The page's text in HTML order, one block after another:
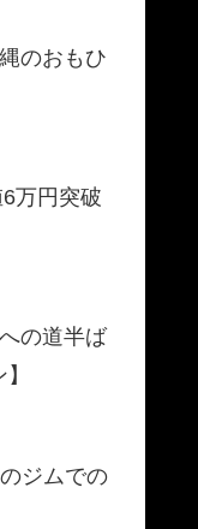
のおもひ
万円突破
の道半ば
ジムでの